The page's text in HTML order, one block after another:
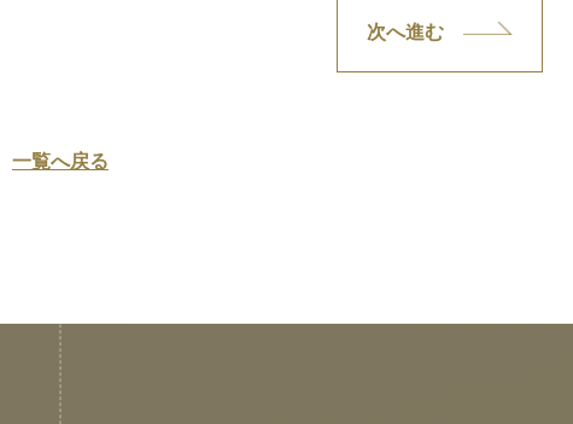
次へ進む
一覧へ戻る